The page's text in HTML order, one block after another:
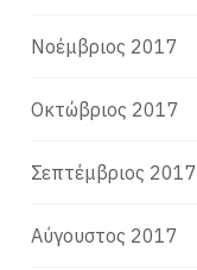
Νοέμβριος 2017
Οκτώβριος 2017
Σεπτέμβριος 2017
Αύγουστος 2017